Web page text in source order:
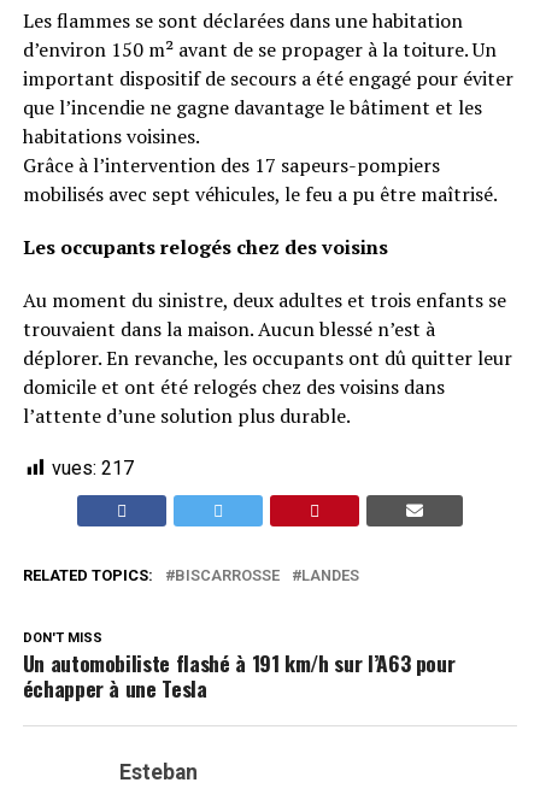
Les flammes se sont déclarées dans une habitation
d’environ 150 m² avant de se propager à la toiture. Un
important dispositif de secours a été engagé pour éviter
que l’incendie ne gagne davantage le bâtiment et les
habitations voisines.
Grâce à l’intervention des 17 sapeurs-pompiers
mobilisés avec sept véhicules, le feu a pu être maîtrisé.
Les occupants relogés chez des voisins
Au moment du sinistre, deux adultes et trois enfants se
trouvaient dans la maison. Aucun blessé n’est à
déplorer. En revanche, les occupants ont dû quitter leur
domicile et ont été relogés chez des voisins dans
l’attente d’une solution plus durable.
vues: 217
RELATED TOPICS: BISCARROSSE LANDES
DON'T MISS
Un automobiliste flashé à 191 km/h sur l’A63 pour
échapper à une Tesla
Esteban